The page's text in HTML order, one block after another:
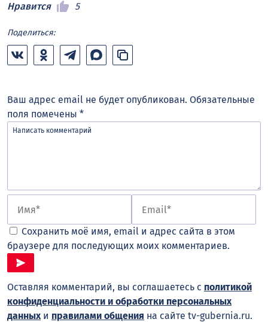
Нравится
5
Поделиться:
Ваш адрес email не будет опубликован. Обязательные
поля помечены *
Сохранить моё имя, email и адрес сайта в этом
браузере для последующих моих комментариев.
Оставляя комментарий, вы соглашаетесь с политикой
конфиденциальности и обработки персональных
данныхи правилами общения на сайте tv-gubernia.ru.